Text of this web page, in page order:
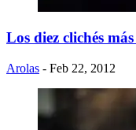
Los diez clichés
Arolas - Feb 22, 2012